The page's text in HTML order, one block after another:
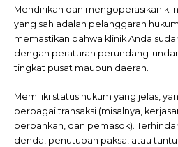
Mendirikan dan mengoperasikan
yang sah adalah pelanggaran
memastikan bahwa klinik Anda
dengan peraturan perundang-
tingkat pusat maupun daerah.
Memiliki status hukum yang jelas,
berbagai transaksi (misalnya,
perbankan, dan pemasok).
denda, penutupan paksa, atau